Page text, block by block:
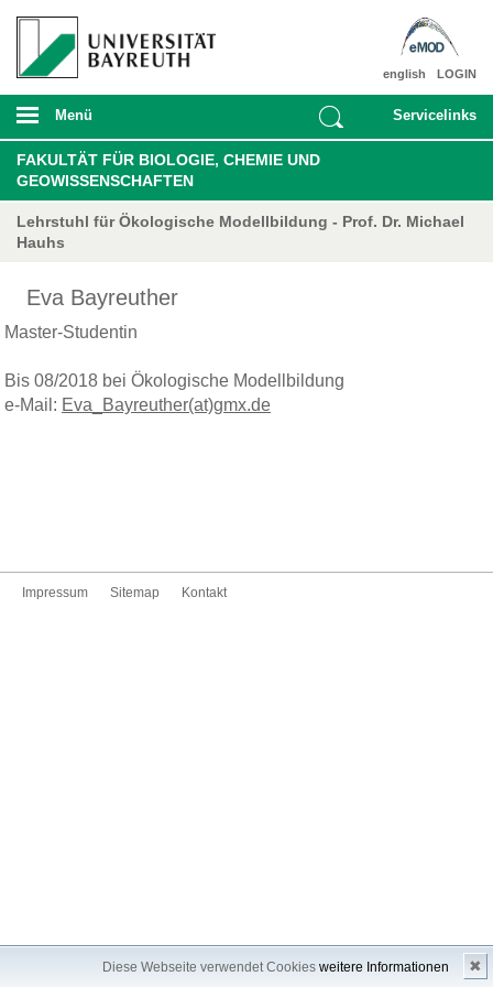
Diese Webseite verwendet Cookies weitere Informationen ✖
LOGIN
english
Menü Servicelinks
FAKULTÄT FÜR BIOLOGIE, CHEMIE UND
GEOWISSENSCHAFTEN
Lehrstuhl für Ökologische Modellbildung - Prof. Dr. Michael
Hauhs
Eva Bayreuther
Master-Studentin
Bis 08/2018 bei Ökologische Modellbildung
e-Mail: Eva_Bayreuther(at)gmx.de
Impressum Sitemap Kontakt